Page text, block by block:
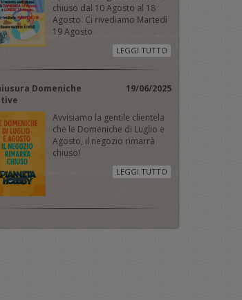
chiuso dal 10 Agosto al 18
Agosto. Ci rivediamo Martedì
19 Agosto
LEGGI TUTTO
Domeniche
19/06/2025
Avvisiamo la gentile clientela
che le Domeniche di Luglio e
Agosto, il negozio rimarrà
chiuso!
LEGGI TUTTO